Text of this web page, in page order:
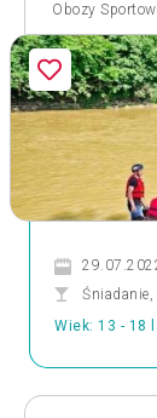
Obozy
Wiek: 13 - 18